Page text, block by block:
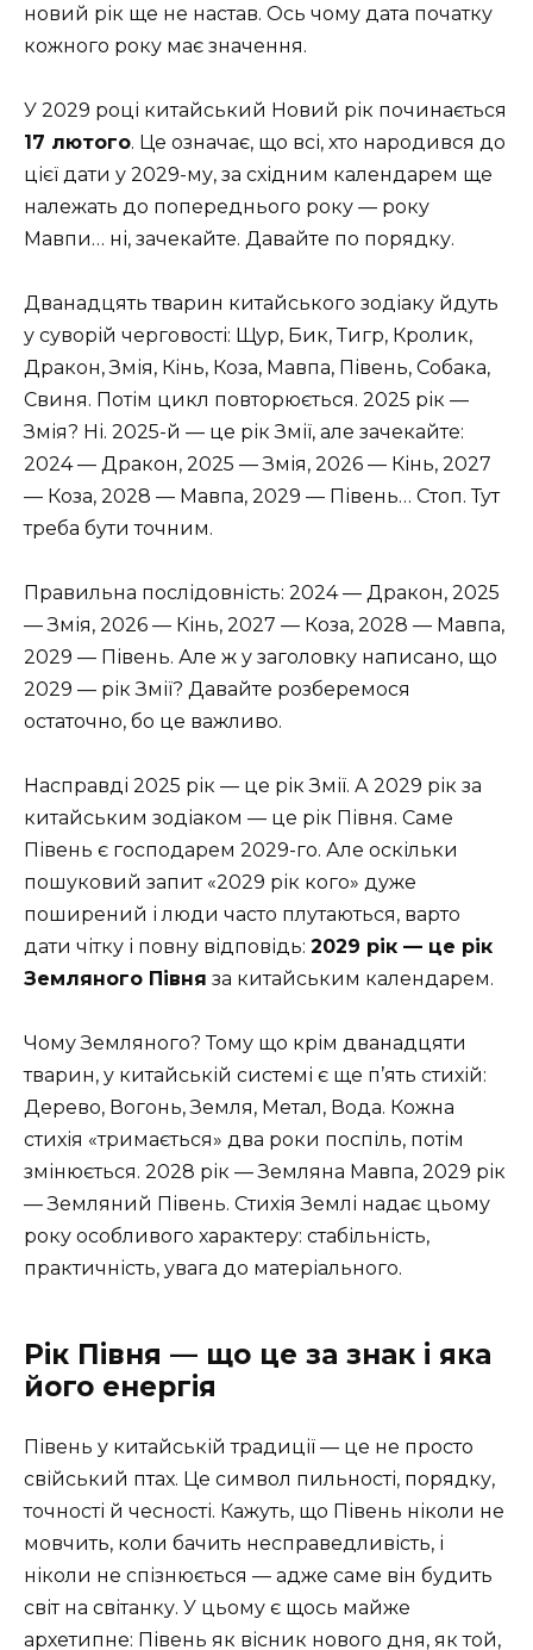
новий рік ще не настав. Ось чому дата початку
кожного року має значення.
У 2029 році китайський Новий рік починається
17 лютого. Це означає, що всі, хто народився до
цієї дати у 2029-му, за східним календарем ще
належать до попереднього року — року
Мавпи… ні, зачекайте. Давайте по порядку.
Дванадцять тварин китайського зодіаку йдуть
у суворій черговості: Щур, Бик, Тигр, Кролик,
Дракон, Змія, Кінь, Коза, Мавпа, Півень, Собака,
Свиня. Потім цикл повторюється. 2025 рік —
Змія? Ні. 2025-й — це рік Змії, але зачекайте:
2024 — Дракон, 2025 — Змія, 2026 — Кінь, 2027
— Коза, 2028 — Мавпа, 2029 — Півень… Стоп. Тут
треба бути точним.
Правильна послідовність: 2024 — Дракон, 2025
— Змія, 2026 — Кінь, 2027 — Коза, 2028 — Мавпа,
2029 — Півень. Але ж у заголовку написано, що
2029 — рік Змії? Давайте розберемося
остаточно, бо це важливо.
Насправді 2025 рік — це рік Змії. А 2029 рік за
китайським зодіаком — це рік Півня. Саме
Півень є господарем 2029-го. Але оскільки
пошуковий запит «2029 рік кого» дуже
поширений і люди часто плутаються, варто
дати чітку і повну відповідь: 2029 рік — це рік
Земляного Півня за китайським календарем.
Чому Земляного? Тому що крім дванадцяти
тварин, у китайській системі є ще п’ять стихій:
Дерево, Вогонь, Земля, Метал, Вода. Кожна
стихія «тримається» два роки поспіль, потім
змінюється. 2028 рік — Земляна Мавпа, 2029 рік
— Земляний Півень. Стихія Землі надає цьому
року особливого характеру: стабільність,
практичність, увага до матеріального.
Рік Півня — що це за знак і яка
його енергія
Півень у китайській традиції — це не просто
свійський птах. Це символ пильності, порядку,
точності й чесності. Кажуть, що Півень ніколи не
мовчить, коли бачить несправедливість, і
ніколи не спізнюється — адже саме він будить
світ на світанку. У цьому є щось майже
архетипне: Півень як вісник нового дня, як той,